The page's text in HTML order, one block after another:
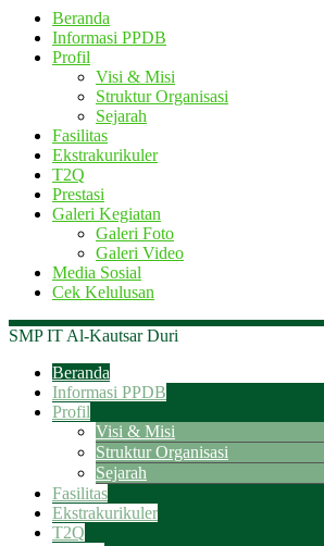
Beranda
Informasi PPDB
Profil
Visi & Misi
Struktur Organisasi
Sejarah
Fasilitas
Ekstrakurikuler
T2Q
Prestasi
Galeri Kegiatan
Galeri Foto
Galeri Video
Media Sosial
Cek Kelulusan
SMP IT Al-Kautsar Duri
Beranda
Informasi PPDB
Profil
Visi & Misi
Struktur Organisasi
Sejarah
Fasilitas
Ekstrakurikuler
T2Q